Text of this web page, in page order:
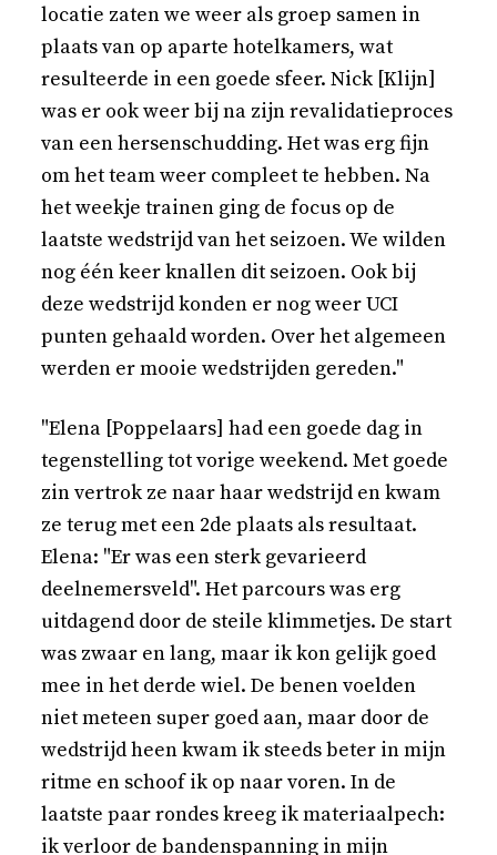
locatie zaten we weer als groep samen in
plaats van op aparte hotelkamers, wat
resulteerde in een goede sfeer. Nick [Klijn]
was er ook weer bij na zijn revalidatieproces
van een hersenschudding. Het was erg fijn
om het team weer compleet te hebben. Na
het weekje trainen ging de focus op de
laatste wedstrijd van het seizoen. We wilden
nog één keer knallen dit seizoen. Ook bij
deze wedstrijd konden er nog weer UCI
punten gehaald worden. Over het algemeen
werden er mooie wedstrijden gereden."
"Elena [Poppelaars] had een goede dag in
tegenstelling tot vorige weekend. Met goede
zin vertrok ze naar haar wedstrijd en kwam
ze terug met een 2de plaats als resultaat.
Elena: "Er was een sterk gevarieerd
deelnemersveld". Het parcours was erg
uitdagend door de steile klimmetjes. De start
was zwaar en lang, maar ik kon gelijk goed
mee in het derde wiel. De benen voelden
niet meteen super goed aan, maar door de
wedstrijd heen kwam ik steeds beter in mijn
ritme en schoof ik op naar voren. In de
laatste paar rondes kreeg ik materiaalpech:
ik verloor de bandenspanning in mijn